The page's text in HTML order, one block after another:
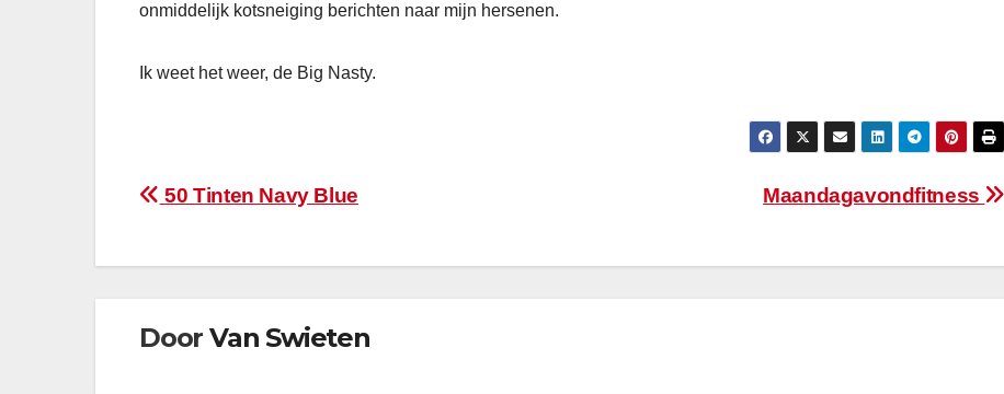
onmiddelijk kotsneiging berichten naar mijn hersenen.
Ik weet het weer, de Big Nasty.
Bericht
Maandagavondfitness
50 Tinten Navy Blue
Door Van Swieten